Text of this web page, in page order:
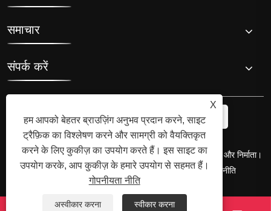
समाचार
संपर्क करें
कॉपीराइट © 2008 हाई-क्यू ग्रुप, आइस बाथ चिलर का मूल आविष्कारक और निर्माता।
सर्वाधिकार सुरक्षित।Links Sitemap RSS XML गोपनीयता नीति
X
हम आपको बेहतर ब्राउज़िंग अनुभव प्रदान करने, साइट
ट्रैफ़िक का विश्लेषण करने और सामग्री को वैयक्तिकृत
करने के लिए कुकीज़ का उपयोग करते हैं। इस साइट का
उपयोग करके, आप कुकीज़ के हमारे उपयोग से सहमत हैं।
गोपनीयता नीति
अस्वीकार करना स्वीकार करना